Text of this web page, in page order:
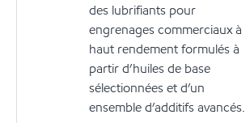
des lubrifiants pour
engrenages commerciaux à
haut rendement formulés à
partir d’huiles de base
sélectionnées et d’un
ensemble d’additifs avancés.